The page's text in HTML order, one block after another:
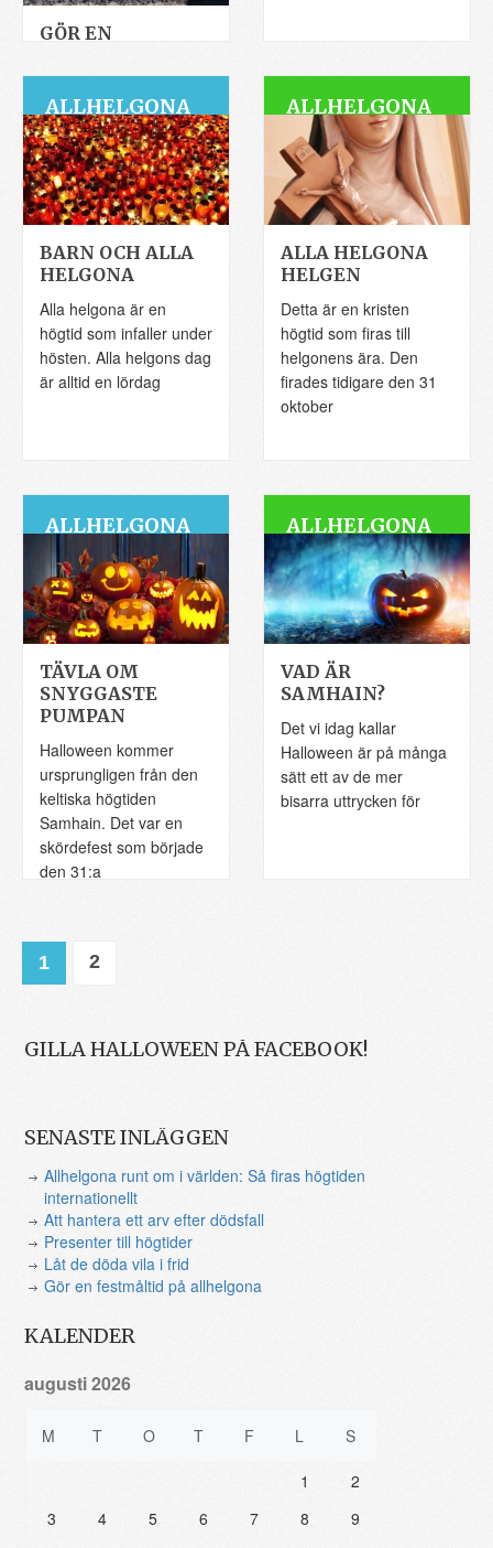
GÖR EN
ALLHELGONA
Allhelgonahelgen, som
oftast infaller i början av
november, är en helg för
att hylla människor som
ALLHELGONA
BARN OCH ALLA
HELGONA
Alla helgona är en
högtid som infaller under
hösten. Alla helgons dag
är alltid en lördag
ALLHELGONA
ALLA HELGONA
HELGEN
Detta är en kristen
högtid som firas till
helgonens ära. Den
firades tidigare den 31
oktober
ALLHELGONA
TÄVLA OM
SNYGGASTE
PUMPAN
Halloween kommer
ursprungligen från den
keltiska högtiden
Samhain. Det var en
skördefest som började
den 31:a
ALLHELGONA
VAD ÄR
SAMHAIN?
Det vi idag kallar
Halloween är på många
sätt ett av de mer
bisarra uttrycken för
1 2
GILLA HALLOWEEN PÅ FACEBOOK!
SENASTE INLÄGGEN
Allhelgona runt om i världen: Så firas högtiden
internationellt
Att hantera ett arv efter dödsfall
Presenter till högtider
Låt de döda vila i frid
Gör en festmåltid på allhelgona
KALENDER
augusti 2026
M T O T F L S
1
2
3
4 5 6 7 8
9